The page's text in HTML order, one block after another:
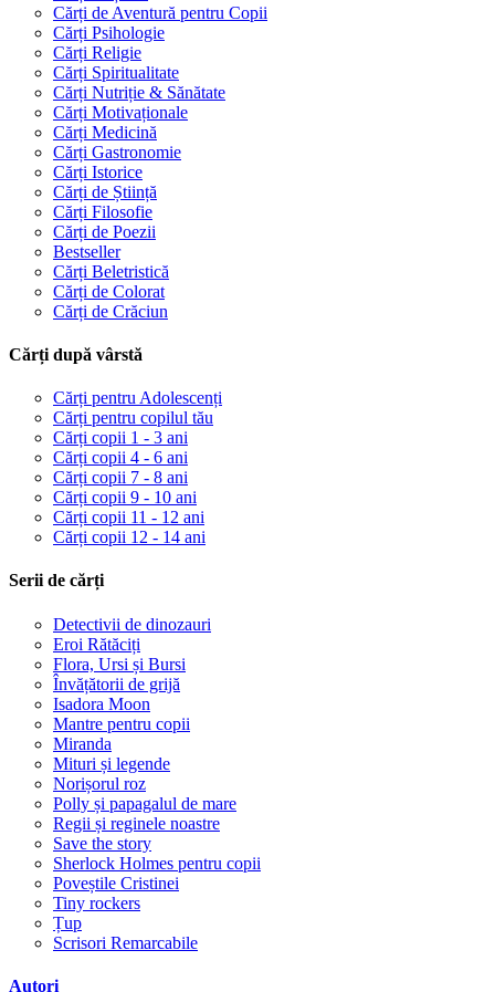
Cărți de Aventură pentru Copii
Cărți Psihologie
Cărți Religie
Cărți Spiritualitate
Cărți Nutriție & Sănătate
Cărți Motivaționale
Cărți Medicină
Cărți Gastronomie
Cărți Istorice
Cărți de Știință
Cărți Filosofie
Cărți de Poezii
Bestseller
Cărți Beletristică
Cărți de Colorat
Cărți de Crăciun
Cărți după vârstă
Cărți pentru Adolescenți
Cărți pentru copilul tău
Cărți copii 1 - 3 ani
Cărți copii 4 - 6 ani
Cărți copii 7 - 8 ani
Cărți copii 9 - 10 ani
Cărți copii 11 - 12 ani
Cărți copii 12 - 14 ani
Serii de cărți
Detectivii de dinozauri
Eroi Rătăciți
Flora, Ursi și Bursi
Învățătorii de grijă
Isadora Moon
Mantre pentru copii
Miranda
Mituri și legende
Norișorul roz
Polly și papagalul de mare
Regii și reginele noastre
Save the story
Sherlock Holmes pentru copii
Poveștile Cristinei
Tiny rockers
Țup
Scrisori Remarcabile
Autori